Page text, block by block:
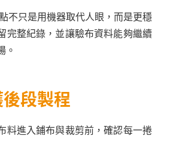
不只是用機器取代人眼，而是更穩
完整紀錄，並讓驗布資料能夠繼續
。
段製程
料進入鋪布與裁剪前，確認每一捲